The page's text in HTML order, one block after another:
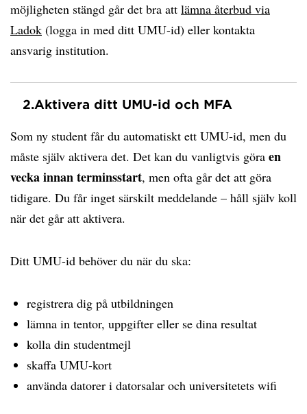
möjligheten stängd går det bra att lämna återbud via
Ladok (logga in med ditt UMU-id) eller kontakta
ansvarig institution.
2.Aktivera ditt UMU-id och MFA
Som ny student får du automatiskt ett UMU-id, men du
måste själv aktivera det. Det kan du vanligtvis göra en
vecka innan terminsstart, men ofta går det att göra
tidigare. Du får inget särskilt meddelande – håll själv koll
när det går att aktivera.
Ditt UMU-id behöver du när du ska:
registrera dig på utbildningen
lämna in tentor, uppgifter eller se dina resultat
kolla din studentmejl
skaffa UMU-kort
använda datorer i datorsalar och universitetets wifi